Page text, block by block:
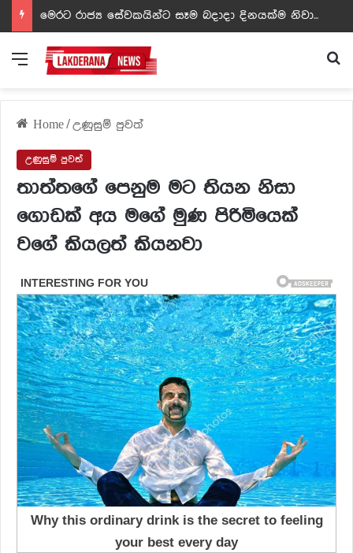
ඩඩ්ලිට දෙවෙනි නොවූ රත්න සහල් අධිපති..- PHOTOS
Menu
Home/උණුසුම් පුවත්
උණුසුම් පුවත්
තාත්තගේ පෙනුම මට තියන නිසා
ගොඩක් අය මගේ මුණ පිරිමියෙක්
වගේ කියලත් කියනවා